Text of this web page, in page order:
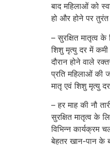
बाद महिलाओं को
हो और होने पर
– सुरक्षित मातृत्व
शिशु मृत्यु दर में
दौरान होने वाले
प्रति महिलाओं की
मातृ एवं शिशु मृत्यु
– हर माह की नौ
सुरक्षित मातृत्व के
विभिन्न कार्यक्रम
बेहतर खान-पान के